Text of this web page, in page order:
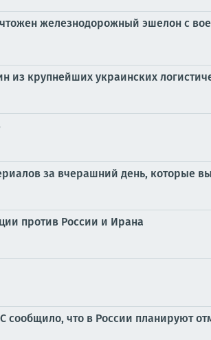
железнодорожный эшелон с
крупнейших украинских
за вчерашний день, которые
против России и Ирана
что в России планируют